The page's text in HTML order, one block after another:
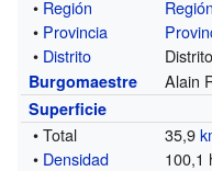
• Región
• Provincia
• Distrito
Burgomaestre Alain
Superficie
• Total 35,9
• Densidad 100,1